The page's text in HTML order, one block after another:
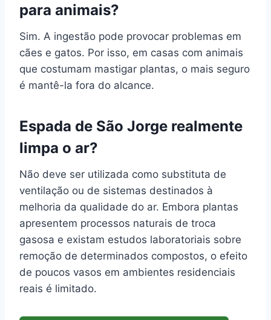
para animais?
Sim. A ingestão pode provocar problemas em
cães e gatos. Por isso, em casas com animais
que costumam mastigar plantas, o mais seguro
é mantê-la fora do alcance.
Espada de São Jorge realmente
limpa o ar?
Não deve ser utilizada como substituta de
ventilação ou de sistemas destinados à
melhoria da qualidade do ar. Embora plantas
apresentem processos naturais de troca
gasosa e existam estudos laboratoriais sobre
remoção de determinados compostos, o efeito
de poucos vasos em ambientes residenciais
reais é limitado.